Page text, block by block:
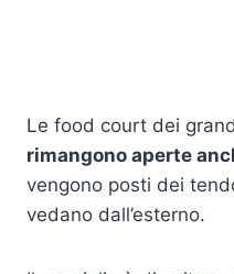
Le food court dei
rimangono aperte
vengono posti dei
vedano dall’esterno.